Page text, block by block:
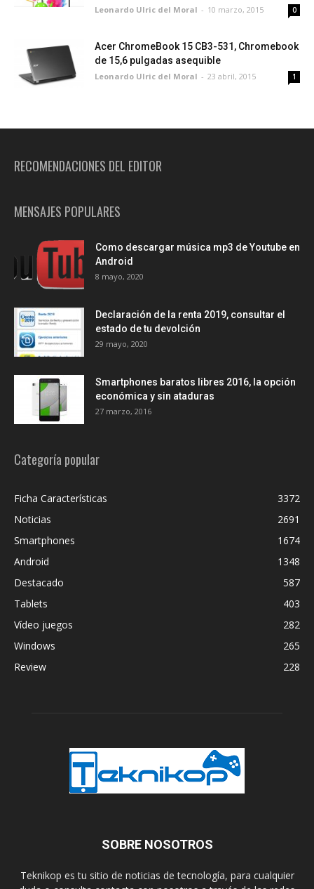
Leonardo Ulric del Moral - 10 marzo, 2015 0
Acer ChromeBook 15 CB3-531, Chromebook
de 15,6 pulgadas asequible
Leonardo Ulric del Moral - 23 abril, 2015 1
RECOMENDACIONES DEL EDITOR
MENSAJES POPULARES
Como descargar música mp3 de Youtube en
Android
8 mayo, 2020
Declaración de la renta 2019, consultar el
estado de tu devolción
29 mayo, 2020
Smartphones baratos libres 2016, la opción
económica y sin ataduras
27 marzo, 2016
Categoría popular
Ficha Características
3372
Noticias
2691
Smartphones
1674
Android
1348
Destacado
587
Tablets
403
Vídeo juegos
282
Windows
265
Review
228
SOBRE NOSOTROS
Teknikop es tu sitio de noticias de tecnología, para cualquier